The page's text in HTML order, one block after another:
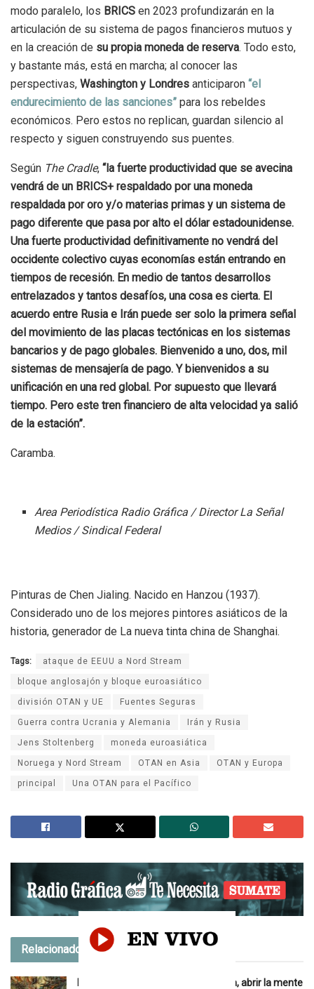
modo paralelo, los BRICS en 2023 profundizarán en la
articulación de su sistema de pagos financieros mutuos y
en la creación de su propia moneda de reserva. Todo esto,
y bastante más, está en marcha; al conocer las
perspectivas, Washington y Londres anticiparon “el
endurecimiento de las sanciones” para los rebeldes
económicos. Pero estos no replican, guardan silencio al
respecto y siguen construyendo sus puentes.
Según The Cradle, “la fuerte productividad que se avecina
vendrá de un BRICS+ respaldado por una moneda
respaldada por oro y/o materias primas y un sistema de
pago diferente que pasa por alto el dólar estadounidense.
Una fuerte productividad definitivamente no vendrá del
occidente colectivo cuyas economías están entrando en
tiempos de recesión. En medio de tantos desarrollos
entrelazados y tantos desafíos, una cosa es cierta. El
acuerdo entre Rusia e Irán puede ser solo la primera señal
del movimiento de las placas tectónicas en los sistemas
bancarios y de pago globales. Bienvenido a uno, dos, mil
sistemas de mensajería de pago. Y bienvenidos a su
unificación en una red global. Por supuesto que llevará
tiempo. Pero este tren financiero de alta velocidad ya salió
de la estación”.
Caramba.
Area Periodística Radio Gráfica / Director La Señal
Medios / Sindical Federal
Pinturas de Chen Jialing. Nacido en Hanzou (1937).
Considerado uno de los mejores pintores asiáticos de la
historia, generador de La nueva tinta china de Shanghai.
Tags: ataque de EEUU a Nord Stream
bloque anglosajón y bloque euroasiático
división OTAN y UE Fuentes Seguras
Guerra contra Ucrania y Alemania Irán y Rusia
Jens Stoltenberg moneda euroasiática
Noruega y Nord Stream OTAN en Asia OTAN y Europa
principal Una OTAN para el Pacífico
Relacionados
Fuentes Seguras. Ampliar la mirada, abrir la mente